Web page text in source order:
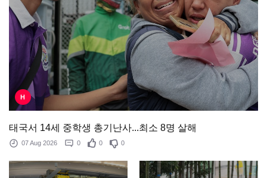
H
태국서 14세 중학생 총기난사...최소 8명 살해
07 Aug 2026 0 0 0